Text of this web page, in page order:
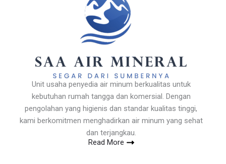
Unit usaha penyedia air minum berkualitas untuk
kebutuhan rumah tangga dan komersial. Dengan
pengolahan yang higienis dan standar kualitas tinggi,
kami berkomitmen menghadirkan air minum yang sehat
dan terjangkau.
Read More